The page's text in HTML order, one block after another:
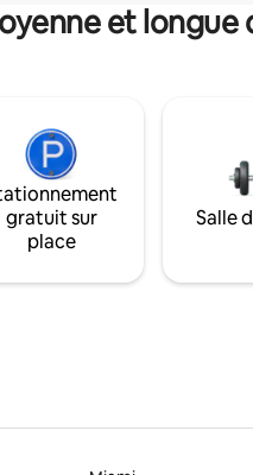
et longue
gratuit sur
place
Salle